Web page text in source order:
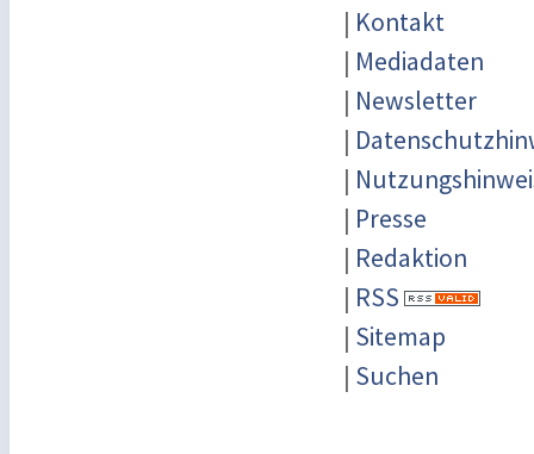
| Kontakt
| Mediadaten
| Newsletter
|
|
| Presse
| Redaktion
| RSS
| Sitemap
| Suchen